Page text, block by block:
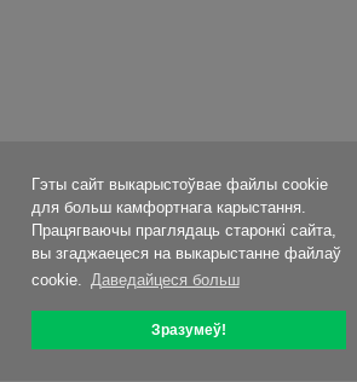
Гэты сайт выкарыстоўвае файлы cookie
для больш камфортнага карыстання.
Працягваючы праглядаць старонкі сайта,
вы згаджаецеся на выкарыстанне файлаў
cookie. Даведайцеся больш
Зразумеў!